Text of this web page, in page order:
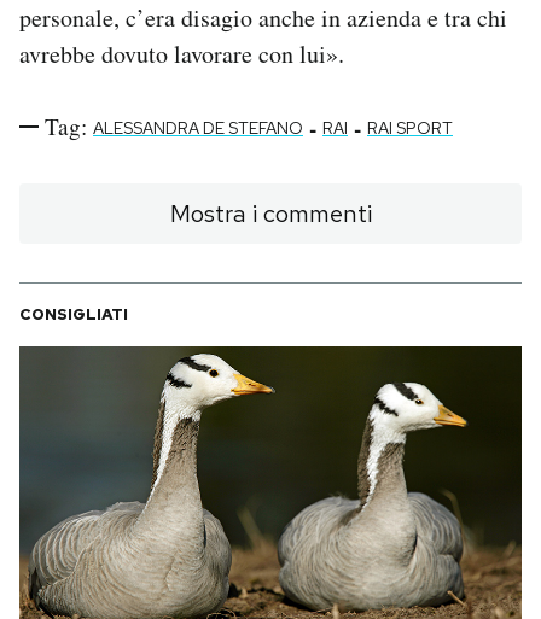
personale, c’era disagio anche in azienda e tra chi
avrebbe dovuto lavorare con lui».
Tag: ALESSANDRA DE STEFANO - RAI - RAI SPORT
Mostra i commenti
CONSIGLIATI